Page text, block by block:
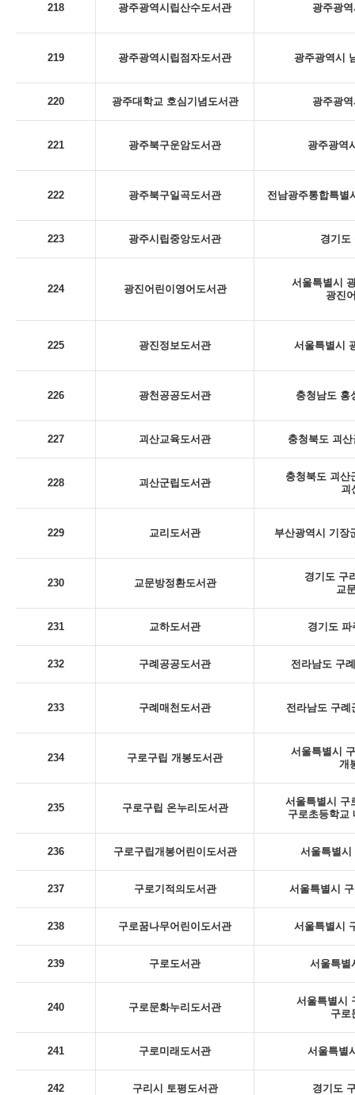
218 광주광역시립산수도서관 광주광
219 광주광역시립점자도서관 광주광역시
220 광주대학교 호심기념도서관 광주광
221 광주북구운암도서관 광주광역
222 광주북구일곡도서관 전남광주통합특별
223 광주시립중앙도서관 경기도
224 광진어린이영어도서관
서울특별시
광진
225 광진정보도서관 서울특별시
226 광천공공도서관 충청남도 홍
227 괴산교육도서관 충청북도 괴
228 괴산군립도서관
충청북도 괴산
괴
229 교리도서관 부산광역시 기장
230 교문방정환도서관
경기도 구
교
231 교하도서관 경기도 파
232 구례공공도서관 전라남도 구
233 구례매천도서관 전라남도 구례
234 구로구립 개봉도서관
서울특별시
개
235 구로구립 온누리도서관
서울특별시 구
구로초등학교
236 구로구립개봉어린이도서관 서울특별시
237 구로기적의도서관 서울특별시
238 구로꿈나무어린이도서관 서울특별시
239 구로도서관 서울특별
240 구로문화누리도서관
서울특별시
구로
241 구로미래도서관 서울특별
242 구리시 토평도서관 경기도